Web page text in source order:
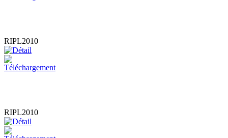
RIPL2010
RIPL2010